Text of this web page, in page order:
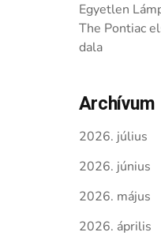
Egyetlen
The Pontiac
dala
Archívum
2026. július
2026. június
2026. május
2026. április